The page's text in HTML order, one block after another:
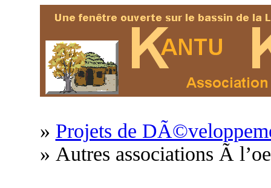
» Projets de
» Autres associations Ã